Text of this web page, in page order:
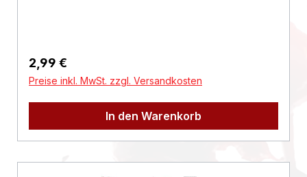
Regulärer Preis:
2,99 €
Preise inkl. MwSt. zzgl. Versandkosten
In den Warenkorb